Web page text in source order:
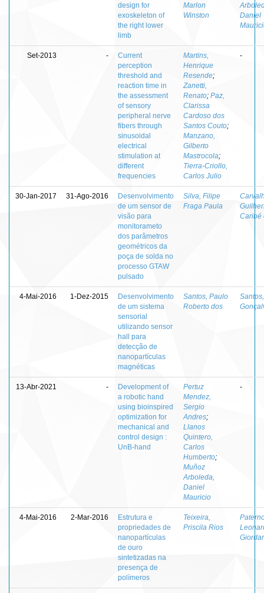
design for
exoskeleton of
the right lower
limb
Marlon
Winston
Daniel
Set-2013 -
Current
perception
threshold and
reaction time in
the assessment
of sensory
peripheral nerve
fibers through
sinusoidal
electrical
stimulation at
different
frequencies
Martins,
Henrique
Resende;
Zanetti,
Renato; Paz,
Clarissa
Cardoso dos
Santos Couto;
Manzano,
Gilberto
Mastrocola;
Tierra-Criollo,
Carlos Julio
-
30-Jan-2017 31-Ago-2016
Desenvolvimento
de um sensor de
visão para
monitorameto
dos parâmetros
geométricos da
poça de solda no
processo GTAW
pulsado
Silva, Filipe
Fraga Paula
Caribé
4-Mai-2016 1-Dez-2015
Desenvolvimento
de um sistema
sensorial
utilizando sensor
hall para
detecção de
nanopartículas
magnéticas
Santos, Paulo
Roberto dos
13-Abr-2021 -
Development of
a robotic hand
using bioinspired
optimization for
mechanical and
control design :
UnB-hand
Pertuz
Mendez,
Sergio
Andres;
Llanos
Quintero,
Carlos
Humberto;
Muñoz
Arboleda,
Daniel
Mauricio
-
4-Mai-2016 2-Mar-2016
Estrutura e
propriedades de
nanopartículas
de ouro
sintetizadas na
presença de
polímeros
Teixeira,
Priscila Rios